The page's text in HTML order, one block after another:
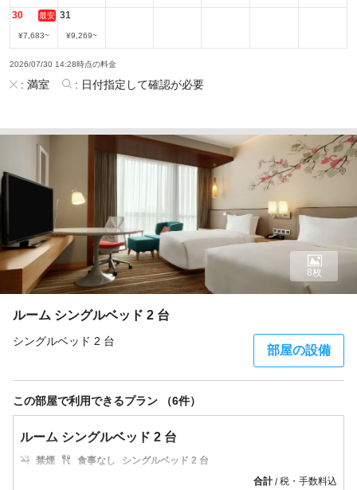
30 最安
¥7,683~
31
¥9,269~
2026/07/30 14:28時点の料金
: 満室 : 日付指定して確認が必要
ルーム シングルベッド 2 台
シングルベッド 2 台
部屋の設備
8枚
この部屋で利用できるプラン （6件）
ルーム シングルベッド 2 台
禁煙 食事なし
シングルベッド 2 台
合計/税・手数料込